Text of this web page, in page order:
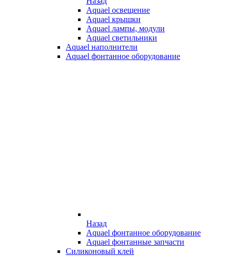
Aquael освещение
Aquael крышки
Aquael лампы, модули
Aquael светильники
Aquael наполнители
Aquael фонтанное оборудование
Назад
Aquael фонтанное оборудование
Aquael фонтанные запчасти
Силиконовый клей